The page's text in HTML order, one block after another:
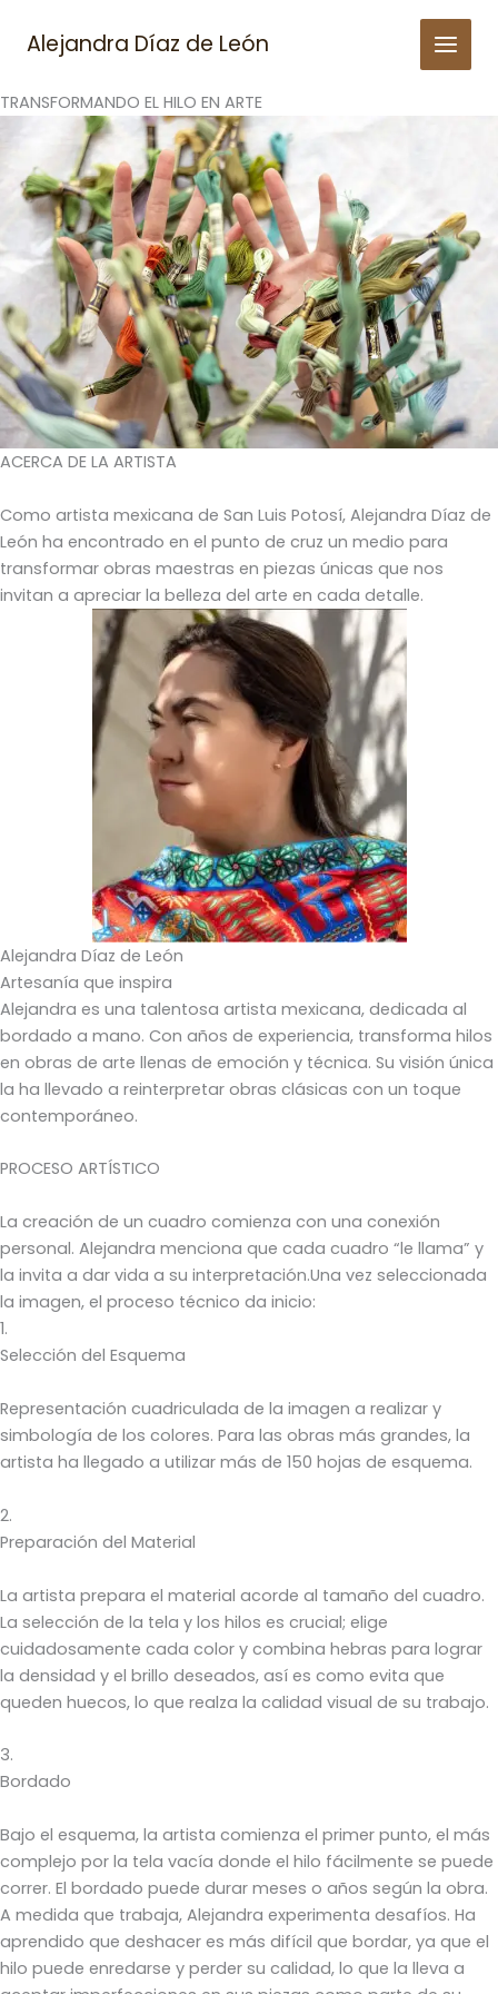
Alejandra Díaz de León
TRANSFORMANDO EL HILO EN ARTE
ACERCA DE LA ARTISTA
Como artista mexicana de San Luis Potosí, Alejandra Díaz de
León ha encontrado en el punto de cruz un medio para
transformar obras maestras en piezas únicas que nos
invitan a apreciar la belleza del arte en cada detalle.
Alejandra Díaz de León
Artesanía que inspira
Alejandra es una talentosa artista mexicana, dedicada al
bordado a mano. Con años de experiencia, transforma hilos
en obras de arte llenas de emoción y técnica. Su visión única
la ha llevado a reinterpretar obras clásicas con un toque
contemporáneo.
PROCESO ARTÍSTICO
La creación de un cuadro comienza con una conexión
personal. Alejandra menciona que cada cuadro “le llama” y
la invita a dar vida a su interpretación.Una vez seleccionada
la imagen, el proceso técnico da inicio:
1.
Selección del Esquema
Representación cuadriculada de la imagen a realizar y
simbología de los colores. Para las obras más grandes, la
artista ha llegado a utilizar más de 150 hojas de esquema.
2.
Preparación del Material
La artista prepara el material acorde al tamaño del cuadro.
La selección de la tela y los hilos es crucial; elige
cuidadosamente cada color y combina hebras para lograr
la densidad y el brillo deseados, así es como evita que
queden huecos, lo que realza la calidad visual de su trabajo.
3.
Bordado
Bajo el esquema, la artista comienza el primer punto, el más
complejo por la tela vacía donde el hilo fácilmente se puede
correr. El bordado puede durar meses o años según la obra.
A medida que trabaja, Alejandra experimenta desafíos. Ha
aprendido que deshacer es más difícil que bordar, ya que el
hilo puede enredarse y perder su calidad, lo que la lleva a